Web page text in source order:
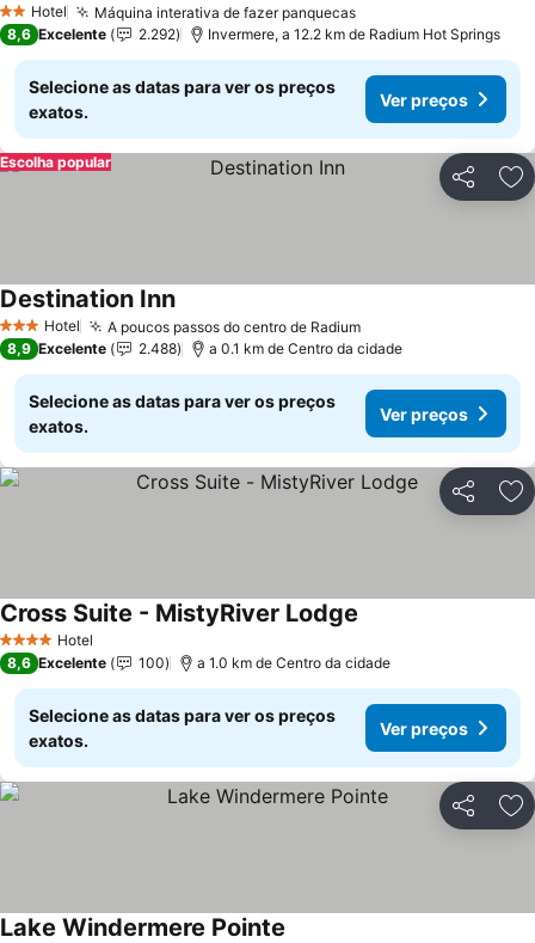
2 Estrelas
Hotel Máquina interativa de fazer panquecas
8,6 Excelente 2.292 Invermere, a 12.2 km de Radium Hot Springs
Selecione as datas para ver os preços
exatos.
Ver preços
Partilhar
Escolha popular
3 EstrelasHotel A poucos passos do centro de Radium
Destination Inn
8,9 Excelente 2.488 a 0.1 km de Centro da cidade
Selecione as datas para ver os preços
exatos.
Ver preços
Partilhar
4 EstrelasHotel
Cross Suite - MistyRiver Lodge
8,6 Excelente 100 a 1.0 km de Centro da cidade
Selecione as datas para ver os preços
exatos.
Ver preços
Partilhar
Lake Windermere Pointe